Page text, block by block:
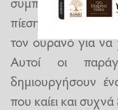
πίεση ωθεί
τον ουρανό για να
Αυτοί οι
δημιουργήσουν
που καίει και συχνά